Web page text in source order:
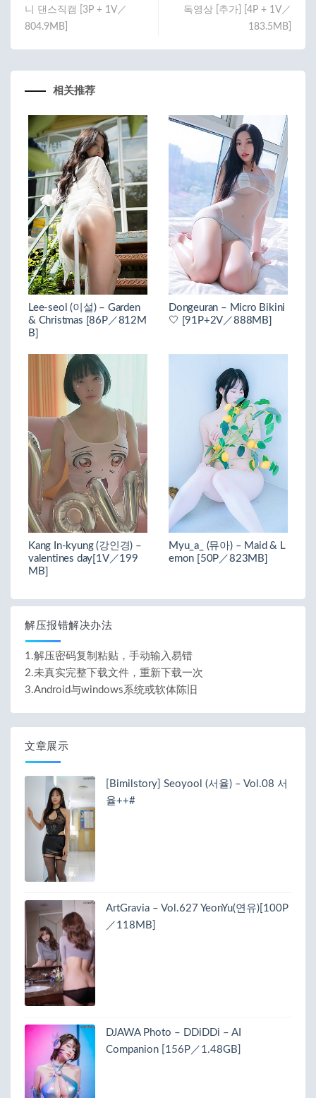
니 댄스직캠 [3P + 1V／
804.9MB]
독영상 [추가] [4P + 1V／
183.5MB]
相关推荐
Lee-seol (이설) – Garden
& Christmas [86P／812M
B]
Dongeuran – Micro Bikini
🤍 [91P+2V／888MB]
Kang In-kyung (강인경) –
valentines day[1V／199
MB]
Myu_a_ (뮤아) – Maid & L
emon [50P／823MB]
解压报错解决办法
1.解压密码复制粘贴，手动输入易错
2.未真实完整下载文件，重新下载一次
3.Android与windows系统或软体陈旧
文章展示
[Bimilstory] Seoyool (서율) – Vol.08 서
율++#
ArtGravia – Vol.627 YeonYu(연유)[100P
／118MB]
DJAWA Photo – DDiDDi – AI
Companion [156P／1.48GB]